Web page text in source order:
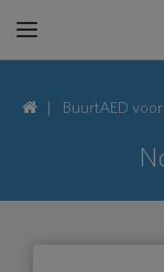
BuurtAED voor
Atjehstraat,